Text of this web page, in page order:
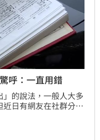
呼：一直用錯
的說法，一般人大多
日有網友在社群分
二位」。而最後一位